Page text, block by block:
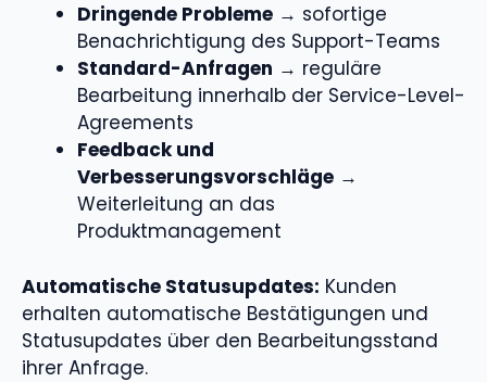
Dringende Probleme → sofortige
Benachrichtigung des Support-Teams
Standard-Anfragen → reguläre
Bearbeitung innerhalb der Service-Level-
Agreements
Feedback und
Verbesserungsvorschläge →
Weiterleitung an das
Produktmanagement
Automatische Statusupdates: Kunden
erhalten automatische Bestätigungen und
Statusupdates über den Bearbeitungsstand
ihrer Anfrage.